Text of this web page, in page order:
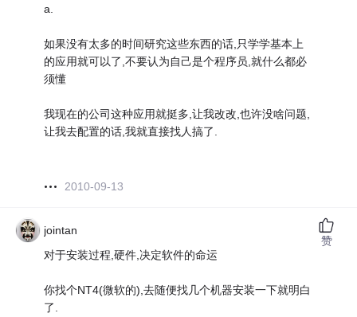
a.
如果没有太多的时间研究这些东西的话,只学学基本上
的应用就可以了,不要认为自己是个程序员,就什么都必
须懂
我现在的公司这种应用就挺多,让我改改,也许没啥问题,
让我去配置的话,我就直接找人搞了.
2010-09-13
jointan
对于安装过程,硬件,决定软件的命运
你找个NT4(微软的),去随便找几个机器安装一下就明白
了.
赞